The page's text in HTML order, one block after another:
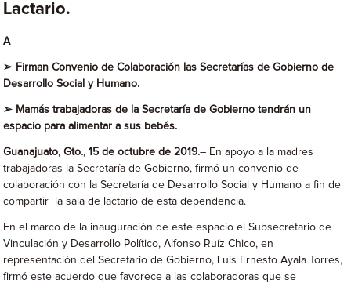
Lactario.
A
➢ Firman Convenio de Colaboración las Secretarías de Gobierno de
Desarrollo Social y Humano.
➢ Mamás trabajadoras de la Secretaría de Gobierno tendrán un
espacio para alimentar a sus bebés.
Guanajuato, Gto., 15 de octubre de 2019.– En apoyo a la madres
trabajadoras la Secretaría de Gobierno, firmó un convenio de
colaboración con la Secretaría de Desarrollo Social y Humano a fin de
compartir la sala de lactario de esta dependencia.
En el marco de la inauguración de este espacio el Subsecretario de
Vinculación y Desarrollo Político, Alfonso Ruíz Chico, en
representación del Secretario de Gobierno, Luis Ernesto Ayala Torres,
firmó este acuerdo que favorece a las colaboradoras que se